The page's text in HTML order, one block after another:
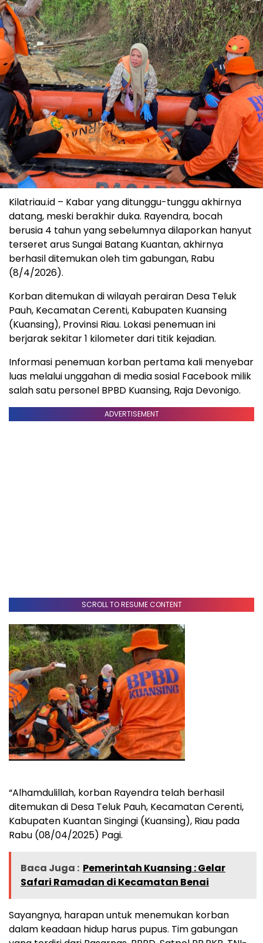
Kilatriau.id – Kabar yang ditunggu-tunggu akhirnya
datang, meski berakhir duka. Rayendra, bocah
berusia 4 tahun yang sebelumnya dilaporkan hanyut
terseret arus Sungai Batang Kuantan, akhirnya
berhasil ditemukan oleh tim gabungan, Rabu
(8/4/2026).
Korban ditemukan di wilayah perairan Desa Teluk
Pauh, Kecamatan Cerenti, Kabupaten Kuansing
(Kuansing), Provinsi Riau. Lokasi penemuan ini
berjarak sekitar 1 kilometer dari titik kejadian.
Informasi penemuan korban pertama kali menyebar
luas melalui unggahan di media sosial Facebook milik
salah satu personel BPBD Kuansing, Raja Devonigo.
ADVERTISEMENT
SCROLL TO RESUME CONTENT
“Alhamdulillah, korban Rayendra telah berhasil
ditemukan di Desa Teluk Pauh, Kecamatan Cerenti,
Kabupaten Kuantan Singingi (Kuansing), Riau pada
Rabu (08/04/2025) Pagi.
Baca Juga : Pemerintah Kuansing : Gelar
Safari Ramadan di Kecamatan Benai
Sayangnya, harapan untuk menemukan korban
dalam keadaan hidup harus pupus. Tim gabungan